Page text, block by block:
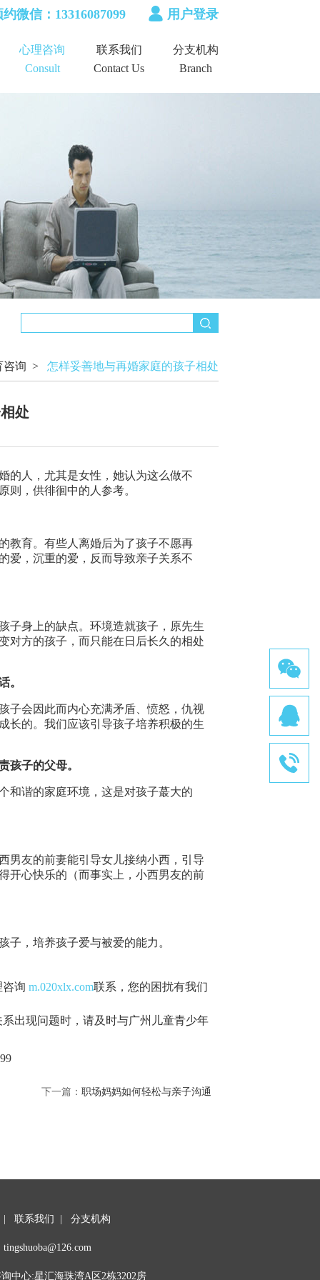
约微信：13316087099 用户登录
心理咨询
Consult
联系我们
Contact Us
分支机构
Branch
咨询 > 怎样妥善地与再婚家庭的孩子相处
处
的人，尤其是女性，她认为这么做不
则，供徘徊中的人参考。
教育。有些人离婚后为了孩子不愿再
爱，沉重的爱，反而导致亲子关系不
子身上的缺点。环境造就孩子，原先生
对方的孩子，而只能在日后长久的相处
。
子会因此而内心充满矛盾、愤怒，仇视
长的。我们应该引导孩子培养积极的生
孩子的父母。
和谐的家庭环境，这是对孩子蕞大的
男友的前妻能引导女儿接纳小西，引导
开心快乐的（而事实上，小西男友的前
子，培养孩子爱与被爱的能力。
询 m.020xlx.com联系，您的困扰有我们
出现问题时，请及时与广州儿童青少年
下一篇： 职场妈妈如何轻松与亲子沟通
联系我们 分支机构
中心:星汇海珠湾A区2栋3202房